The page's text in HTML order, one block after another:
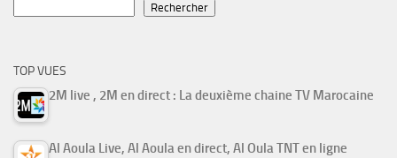
Rechercher
TOP VUES
2M live , 2M en direct : La deuxième chaine TV Marocaine
Al Aoula Live, Al Aoula en direct, Al Oula TNT en ligne